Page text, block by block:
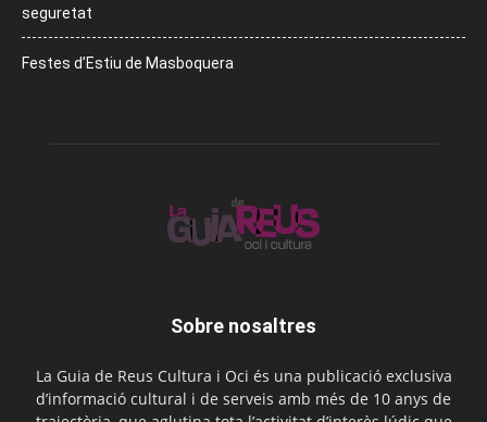
seguretat
Festes d’Estiu de Masboquera
Sobre nosaltres
La Guia de Reus Cultura i Oci és una publicació exclusiva
d’informació cultural i de serveis amb més de 10 anys de